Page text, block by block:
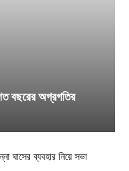
বছরের অগ্রগতির
ঘাসের ব্যবহার নিয়ে সভা